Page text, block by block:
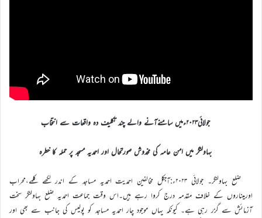
جولائی۲۰۲۳ءمیں سامنےآنے والے چند تکلیف دہ واقعات سے انتخاب
بہاولنگر میں امن عامہ کی مخدوش صورتحال اور احمدیہ مسجد پر حملہ کا خطرہ
ضلع بہاولنگر۔ جولائی ۲۰۲۳ء:آجکل مخالفین احمدیت احمدیہ مساجد کے اندر لکھے کلمے،محراب
اورمیناروں کے خلاف مقدمہ درج کروا رہے ہیں۔اس وقت جماعت احمدیہ ضلع بہاولنگر سخت
آزمائش سے گزر رہی ہے۔ کیونکہ یہاں موجود چار احمدیہ مساجد کو پولیس کی جانب سے بھی اور